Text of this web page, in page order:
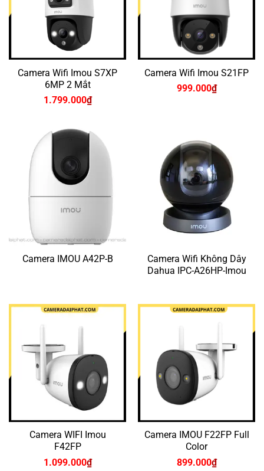
Camera Wifi Imou S7XP
6MP 2 Mắt
1.799.000₫
Camera Wifi Imou S21FP
999.000₫
Camera IMOU A42P-B
Camera Wifi Không Dây
Dahua IPC-A26HP-Imou
Camera WIFI Imou
F42FP
1.099.000₫
Camera IMOU F22FP Full
Color
899.000₫